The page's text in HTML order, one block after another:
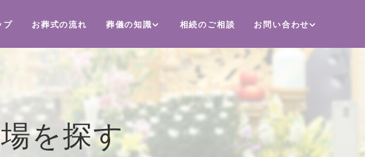
プ お葬式の流れ 葬儀の知識 相続のご相談 お問い合わせ
を探す